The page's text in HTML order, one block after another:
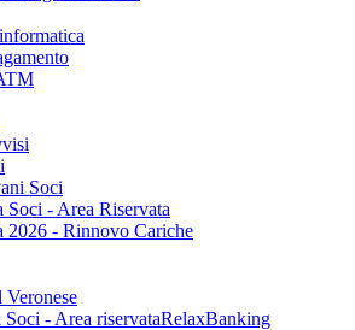
Soci
Soci - Area Riservata
2026 - Rinnovo Cariche
Soci - Area riservataRelaxBanking